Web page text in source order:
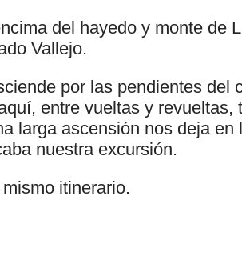
del hayedo y monte de
Vallejo.
por las pendientes del
entre vueltas y revueltas,
larga ascensión nos deja en
nuestra excursión.
itinerario.